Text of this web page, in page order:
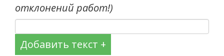
отклонений работ!)
Добавить текст +